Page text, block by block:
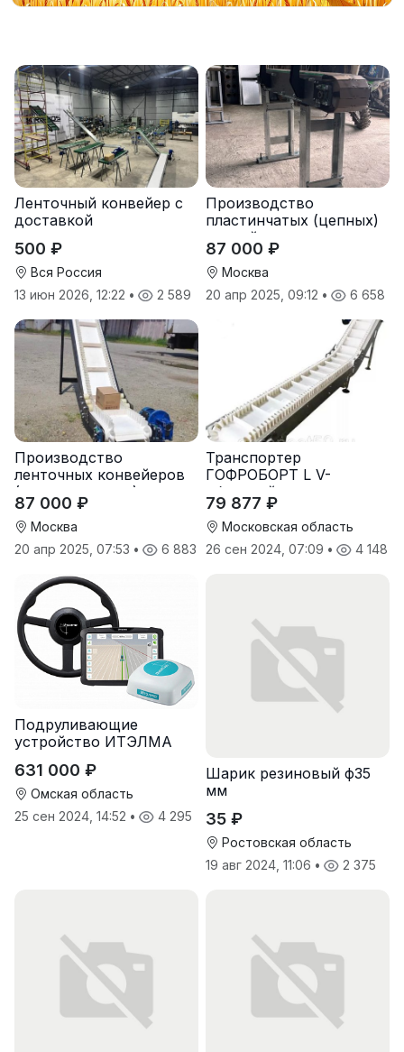
Ленточный конвейер с
доставкой
500 ₽
Вся Россия
13 июн 2026, 12:22 • 2 589
Производство
пластинчатых (цепных)
конвейеров
(транспортеров) под
заказ
87 000 ₽
Москва
20 апр 2025, 09:12 • 6 658
Производство
ленточных конвейеров
(транспортеров) под
заказ
87 000 ₽
Москва
20 апр 2025, 07:53 • 6 883
Транспортер
ГОФРОБОРТ L V-
образный
79 877 ₽
Московская область
26 сен 2024, 07:09 • 4 148
Подруливающие
устройство ИТЭЛМА
631 000 ₽
Омская область
25 сен 2024, 14:52 • 4 295
Шарик резиновый ф35
мм
35 ₽
Ростовская область
19 авг 2024, 11:06 • 2 375